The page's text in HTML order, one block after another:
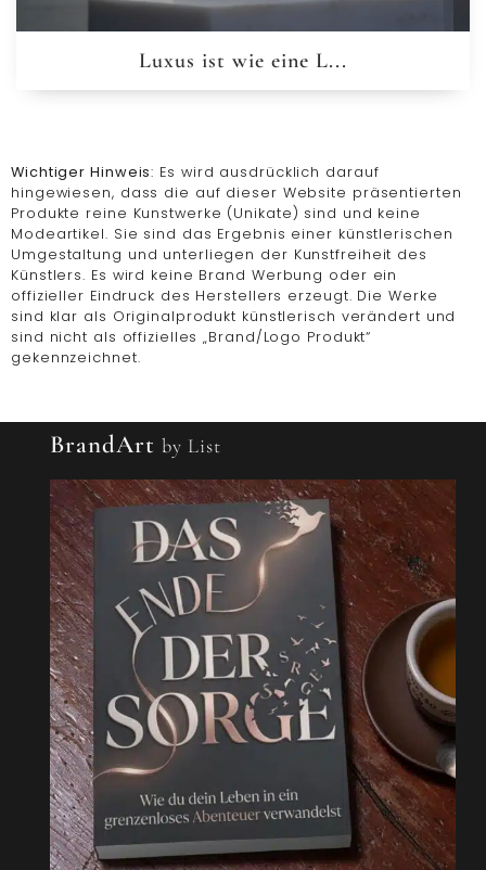
Luxus ist wie eine L...
Wichtiger Hinweis: Es wird ausdrücklich darauf
hingewiesen, dass die auf dieser Website präsentierten
Produkte reine Kunstwerke (Unikate) sind und keine
Modeartikel. Sie sind das Ergebnis einer künstlerischen
Umgestaltung und unterliegen der Kunstfreiheit des
Künstlers. Es wird keine Brand Werbung oder ein
offizieller Eindruck des Herstellers erzeugt. Die Werke
sind klar als Originalprodukt künstlerisch verändert und
sind nicht als offizielles „Brand/Logo Produkt“
gekennzeichnet.
BrandArt by List